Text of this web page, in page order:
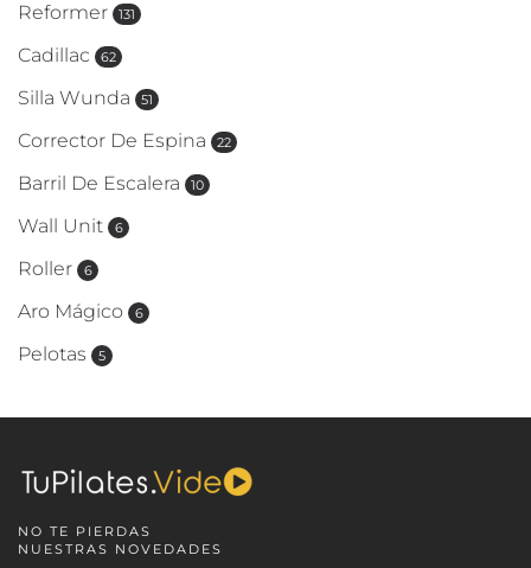
Reformer 131
Cadillac 62
Silla Wunda 51
Corrector De Espina 22
Barril De Escalera 10
Wall Unit 6
Roller 6
Aro Mágico 6
Pelotas 5
NO TE PIERDAS
NUESTRAS NOVEDADES